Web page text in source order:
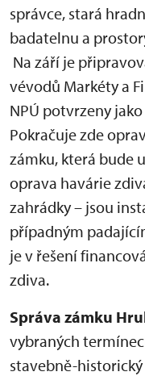
správce, stará
badatelnu a
Na září je
vévodů Markéty a
NPÚ potvrzeny
Pokračuje zde
zámku, která bude
oprava havárie
zahrádky – jsou
případným
je v řešení
zdiva.
Správa zámku
vybraných
stavebně-